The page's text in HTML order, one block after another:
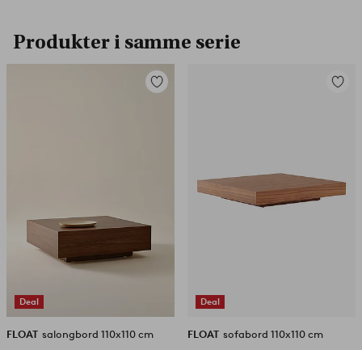
Produkter i samme serie
Deal
Legg
FLOAT salongbord 110x110 cm
Deal
Legg
FLOAT sofabord 110x110 cm